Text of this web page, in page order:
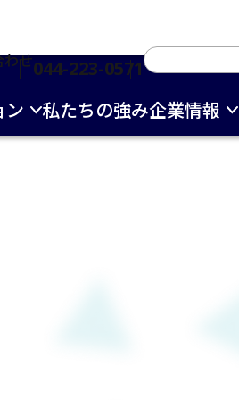
わせ044-223-0571
ン 私たちの強み企業情報